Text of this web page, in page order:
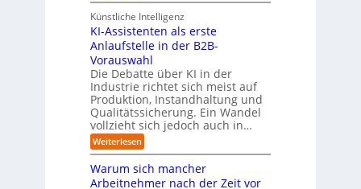
u
n
e
q
u
e
m
e
r
)
B
l
i
k
a
e
r
n
e
n
m
u
s
s
a
u
c
h
A
b
l
Künstliche Intelligenz
KI-Assistenten als erste
Anlaufstelle in der B2B-
Vorauswahl
Die Debatte über KI in der
Industrie richtet sich meist auf
Produktion, Instandhaltung und
Qualitätssicherung. Ein Wandel
vollzieht sich jedoch auch in…
Weiterlesen:
K
I
-
A
Warum sich mancher
Arbeitnehmer nach der Zeit vor